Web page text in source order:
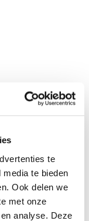
te
te bieden
Ook delen we
met onze
analyse. Deze
voorbij zien